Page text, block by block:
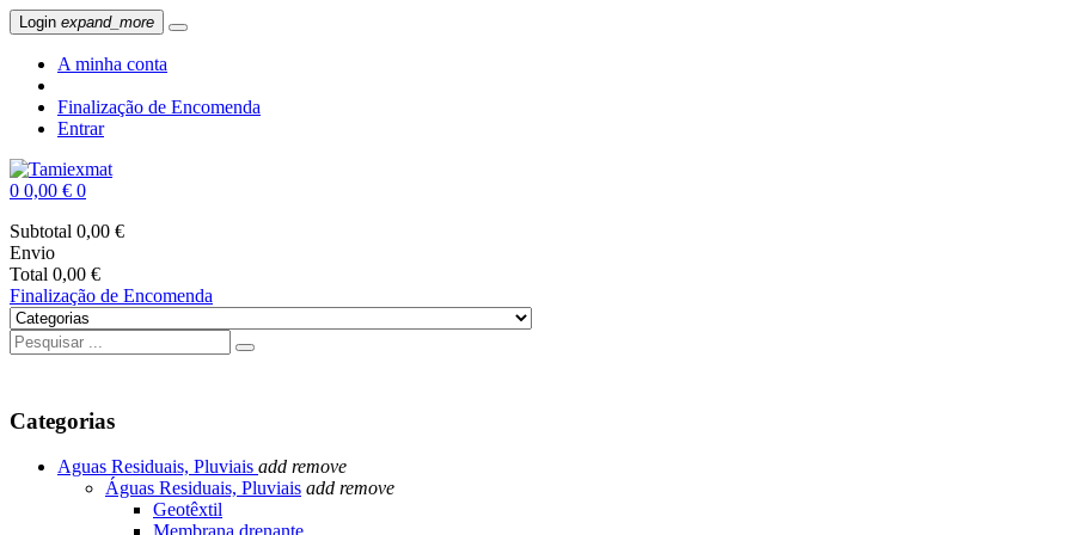
Login expand_more
A minha conta
Finalização de Encomenda
Entrar
0 0,00 € 0
Subtotal 0,00 €
Envio
Total 0,00 €
Finalização de Encomenda
Categorias
Aguas Residuais, Pluviais add remove
Águas Residuais, Pluviais add remove
Geotêxtil